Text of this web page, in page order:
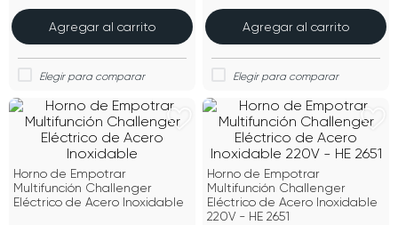
Agregar al carrito Agregar al carrito
Horno de Empotrar
Multifunción Challenger
Eléctrico de Acero Inoxidable
Horno de Empotrar
Multifunción Challenger
Eléctrico de Acero Inoxidable
220V - HE 2651